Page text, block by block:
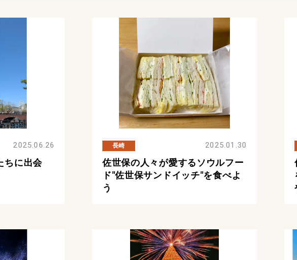
2025.06.26
ちに出会
長崎 2025.01.30
佐世保の人々が愛するソウルフー
ド"佐世保サンドイッチ"を食べよ
う